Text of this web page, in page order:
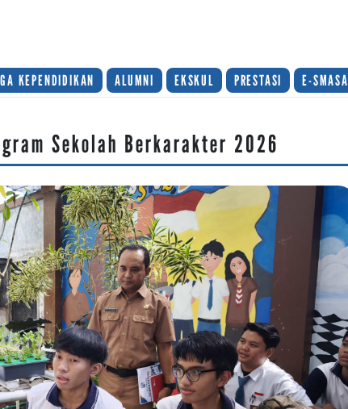
KEPENDIDIKAN ALUMNI EKSKUL PRESTASI E-SMASA
Sekolah Berkarakter 2026